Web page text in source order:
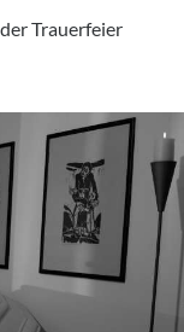
Trauerfeier